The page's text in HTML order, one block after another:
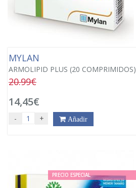
MYLAN
ARMOLIPID PLUS (20 COMPRIMIDOS)
20.99€
14,45€
- + Añadir
PRECIO ESPECIAL